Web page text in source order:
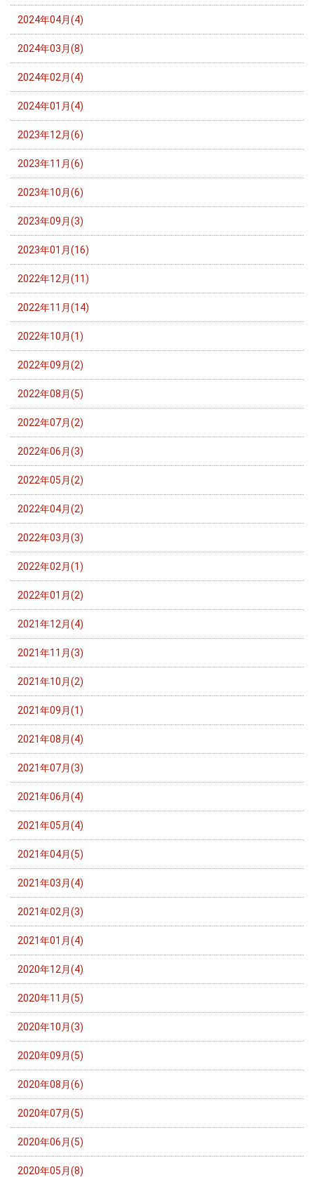
2024年04月(4)
2024年03月(8)
2024年02月(4)
2024年01月(4)
2023年12月(6)
2023年11月(6)
2023年10月(6)
2023年09月(3)
2023年01月(16)
2022年12月(11)
2022年11月(14)
2022年10月(1)
2022年09月(2)
2022年08月(5)
2022年07月(2)
2022年06月(3)
2022年05月(2)
2022年04月(2)
2022年03月(3)
2022年02月(1)
2022年01月(2)
2021年12月(4)
2021年11月(3)
2021年10月(2)
2021年09月(1)
2021年08月(4)
2021年07月(3)
2021年06月(4)
2021年05月(4)
2021年04月(5)
2021年03月(4)
2021年02月(3)
2021年01月(4)
2020年12月(4)
2020年11月(5)
2020年10月(3)
2020年09月(5)
2020年08月(6)
2020年07月(5)
2020年06月(5)
2020年05月(8)